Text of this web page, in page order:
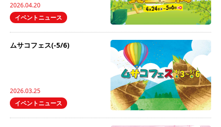
2026.04.20
イベントニュース
ムサコフェス(-5/6)
2026.03.25
イベントニュース